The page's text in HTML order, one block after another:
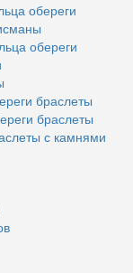
обереги
обереги
браслеты
браслеты
с камнями